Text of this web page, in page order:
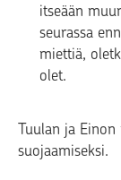
itseään
seurassa
miettiä,
olet.
Tuulan ja
suojaamiseksi.